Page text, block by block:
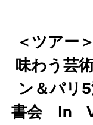
＜ツアー
味わう芸
ン＆パリ
書会 In